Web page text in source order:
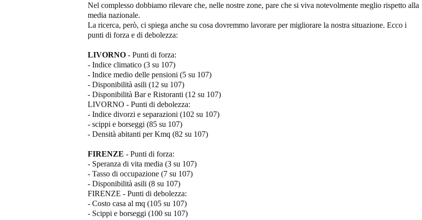
Nel complesso dobbiamo rilevare che, nelle nostre zone, pare che si viva notevolmente meglio rispetto alla
media nazionale.
La ricerca, però, ci spiega anche su cosa dovremmo lavorare per migliorare la nostra situazione. Ecco i
punti di forza e di debolezza:
LIVORNO - Punti di forza:
- Indice climatico (3 su 107)
- Indice medio delle pensioni (5 su 107)
- Disponibilità asili (12 su 107)
- Disponibilità Bar e Ristoranti (12 su 107)
LIVORNO - Punti di debolezza:
- Indice divorzi e separazioni (102 su 107)
- scippi e borseggi (85 su 107)
- Densità abitanti per Kmq (82 su 107)
FIRENZE - Punti di forza:
- Speranza di vita media (3 su 107)
- Tasso di occupazione (7 su 107)
- Disponibilità asili (8 su 107)
FIRENZE - Punti di debolezza:
- Costo casa al mq (105 su 107)
- Scippi e borseggi (100 su 107)